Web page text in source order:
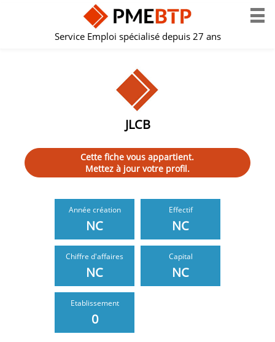
Service Emploi spécialisé depuis 27 ans
JLCB
Cette fiche vous appartient.
Mettez à jour votre profil.
Année création
NC
Effectif
NC
Chiffre d'affaires
NC
Capital
NC
Etablissement
0